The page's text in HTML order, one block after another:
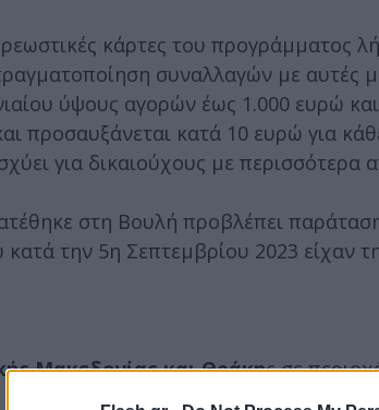
κάρτες του προγράμματος
συναλλαγών με αυτές
ύψους αγορών έως 1.000 ευρώ
προσαυξάνεται κατά 10 ευρώ για
για δικαιούχους με περισσότερα
στη Βουλή προβλέπει
την 5η Σεπτεμβρίου 2023 είχαν
Μακεδονίας και Θράκης σε